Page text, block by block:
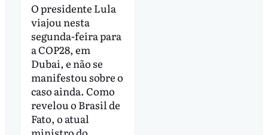
O presidente Lula
viajou nesta
segunda-feira para
a COP28, em
Dubai, e não se
manifestou sobre o
caso ainda. Como
revelou o Brasil de
Fato, o atual